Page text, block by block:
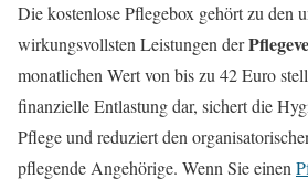
Die kostenlose Pflegebox gehört zu den
wirkungsvollsten Leistungen der
monatlichen Wert von bis zu 42 Euro
finanzielle Entlastung dar, sichert die
Pflege und reduziert den
pflegende Angehörige. Wenn Sie einen